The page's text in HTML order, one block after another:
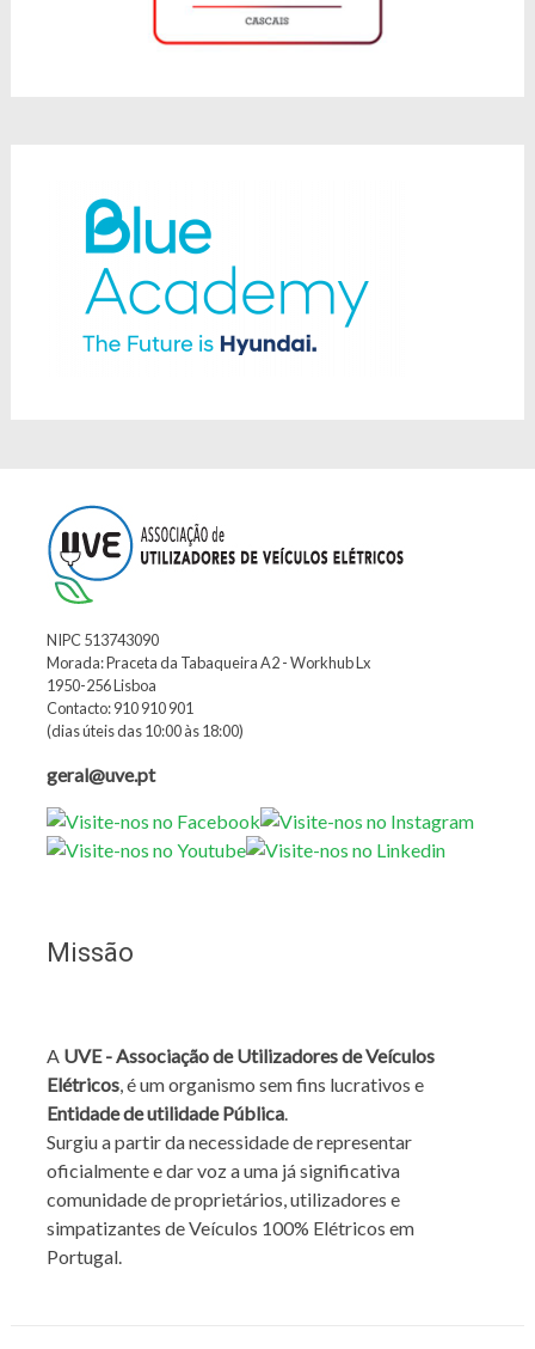
NIPC 513743090
Morada: Praceta da Tabaqueira A2 - Workhub Lx
1950-256 Lisboa
Contacto: 910 910 901
(dias úteis das 10:00 às 18:00)
geral@uve.pt
Missão
A UVE - Associação de Utilizadores de Veículos
Elétricos, é um organismo sem fins lucrativos e
Entidade de utilidade Pública.
Surgiu a partir da necessidade de representar
oficialmente e dar voz a uma já significativa
comunidade de proprietários, utilizadores e
simpatizantes de Veículos 100% Elétricos em
Portugal.